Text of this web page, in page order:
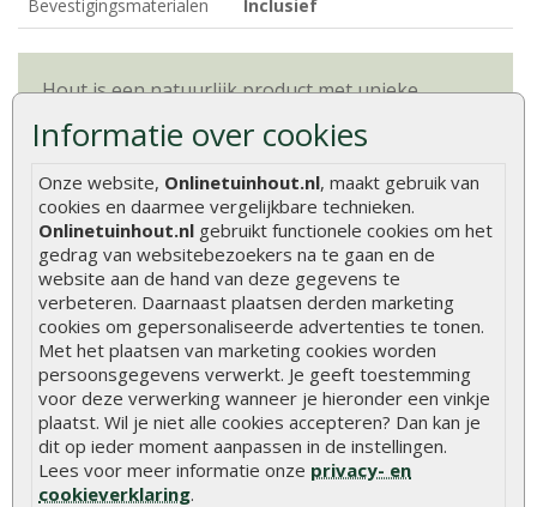
Informatie over cookies
Onze website, Onlinetuinhout.nl, maakt gebruik van
cookies en daarmee vergelijkbare technieken.
Onlinetuinhout.nl gebruikt functionele cookies om het
gedrag van websitebezoekers na te gaan en de
website aan de hand van deze gegevens te
verbeteren. Daarnaast plaatsen derden marketing
cookies om gepersonaliseerde advertenties te tonen.
Met het plaatsen van marketing cookies worden
persoonsgegevens verwerkt. Je geeft toestemming
voor deze verwerking wanneer je hieronder een vinkje
plaatst. Wil je niet alle cookies accepteren? Dan kan je
dit op ieder moment aanpassen in de instellingen.
Lees voor meer informatie onze privacy- en
cookieverklaring.
Bevestigingsmaterialen
Inclusief
Hout is een natuurlijk product met unieke
natuurlijke variaties van hout.Meer informatie
Beoordelingen
Er zijn geen beoordelingen voor dit product.
Geef beoordeling
Klanten kochten ook